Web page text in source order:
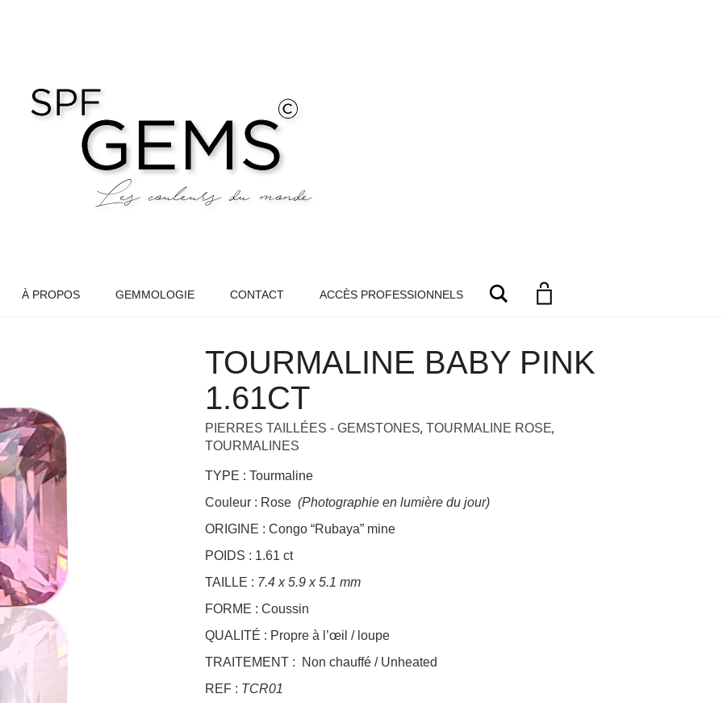
À PROPOS GEMMOLOGIE CONTACT ACCÈS PROFESSIONNELS Search
TOURMALINE BABY PINK
1.61CT
PIERRES TAILLÉES - GEMSTONES, TOURMALINE ROSE,
TOURMALINES
TYPE : Tourmaline
Couleur : Rose (Photographie en lumière du jour)
ORIGINE : Congo “Rubaya” mine
POIDS : 1.61 ct
TAILLE : 7.4 x 5.9 x 5.1 mm
FORME : Coussin
QUALITÉ : Propre à l’œil / loupe
TRAITEMENT : Non chauffé / Unheated
REF : TCR01